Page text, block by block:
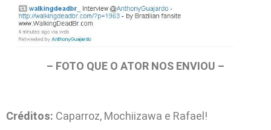
– FOTO QUE O ATOR NOS ENVIOU –
Créditos: Caparroz, Mochiizawa e Rafael!